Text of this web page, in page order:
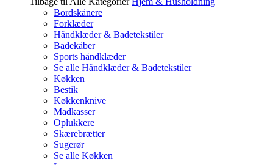
Bordskånere
Forklæder
Håndklæder & Badetekstiler
Badekåber
Sports håndklæder
Se alle Håndklæder & Badetekstiler
Køkken
Bestik
Køkkenknive
Madkasser
Oplukkere
Skærebrætter
Sugerør
Se alle Køkken